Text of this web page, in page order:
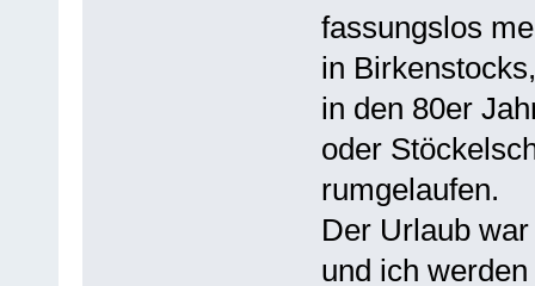
fassungslos
in
in den 80er
oder
rumgelaufen.
Der Urlaub
und ich